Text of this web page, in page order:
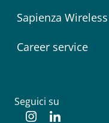
Sapienza Wireless
Career service
Seguici su
Instagram